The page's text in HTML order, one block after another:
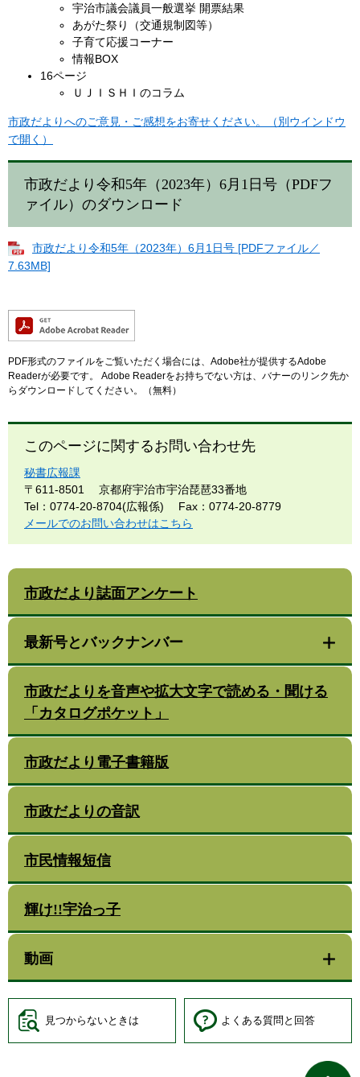
宇治市議会議員一般選挙 開票結果
あがた祭り（交通規制図等）
子育て応援コーナー
情報BOX
16ページ
ＵＪＩＳＨＩのコラム
市政だよりへのご意見・ご感想をお寄せください。（別ウインドウ
で開く）
市政だより令和5年（2023年）6月1日号（PDFフ
ァイル）のダウンロード
市政だより令和5年（2023年）6月1日号 [PDFファイル／
7.63MB]
PDF形式のファイルをご覧いただく場合には、Adobe社が提供するAdobe
Readerが必要です。
Adobe Readerをお持ちでない方は、バナーのリンク先か
らダウンロードしてください。（無料）
このページに関するお問い合わせ先
秘書広報課
〒611-8501
京都府宇治市宇治琵琶33番地
Tel：0774-20-8704(広報係)
Fax：0774-20-8779
メールでのお問い合わせはこちら
市政だより誌面アンケート
最新号とバックナンバー
市政だよりを音声や拡大文字で読める・聞ける
「カタログポケット」
市政だより電子書籍版
市政だよりの音訳
市民情報短信
輝け!!宇治っ子
動画
見つからないときは よくある質問と回答